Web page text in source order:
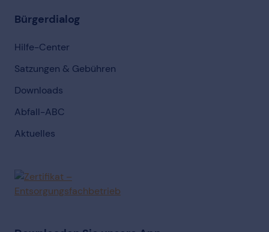
Bürgerdialog
Hilfe-Center
Satzungen & Gebühren
Downloads
Abfall-ABC
Aktuelles